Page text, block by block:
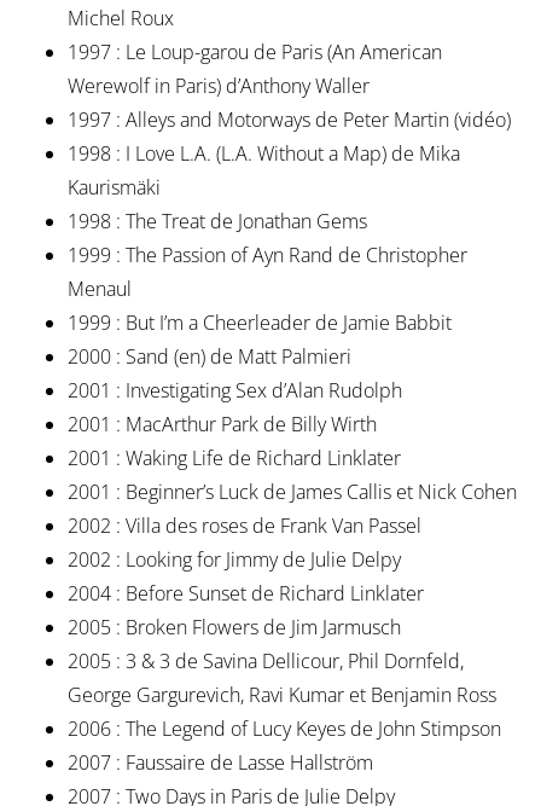
Michel Roux
1997 : Le Loup-garou de Paris (An American
Werewolf in Paris) d’Anthony Waller
1997 : Alleys and Motorways de Peter Martin (vidéo)
1998 : I Love L.A. (L.A. Without a Map) de Mika
Kaurismäki
1998 : The Treat de Jonathan Gems
1999 : The Passion of Ayn Rand de Christopher
Menaul
1999 : But I’m a Cheerleader de Jamie Babbit
2000 : Sand (en) de Matt Palmieri
2001 : Investigating Sex d’Alan Rudolph
2001 : MacArthur Park de Billy Wirth
2001 : Waking Life de Richard Linklater
2001 : Beginner’s Luck de James Callis et Nick Cohen
2002 : Villa des roses de Frank Van Passel
2002 : Looking for Jimmy de Julie Delpy
2004 : Before Sunset de Richard Linklater
2005 : Broken Flowers de Jim Jarmusch
2005 : 3 & 3 de Savina Dellicour, Phil Dornfeld,
George Gargurevich, Ravi Kumar et Benjamin Ross
2006 : The Legend of Lucy Keyes de John Stimpson
2007 : Faussaire de Lasse Hallström
2007 : Two Days in Paris de Julie Delpy